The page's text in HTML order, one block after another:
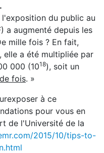
du public au
a augmenté depuis les
mille fois ? En fait,
, elle a été multipliée par
000 (1018), soit un
fois. »
à ce
pour vous en
de l'Université de la
2015/10/tips-to-